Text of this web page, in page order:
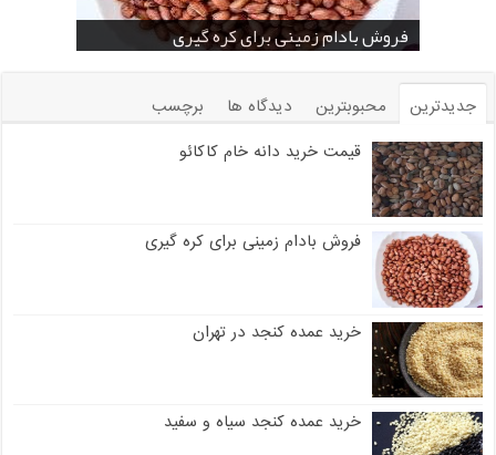
قیمت خرید دانه خام کاکائو
فروش بادام زمینی برای کره گیری
خرید عمده کنجد در تهران
خرید عمده کنجد سیاه و سفید
خرید بادام زمینی فله
خرید عمده کنجد سیاه
خرید عمده کنجد سفید
قیمت خرید کافی میت در کرمان
فروش انواع کنجد در یزد ( Sesame )
جدیدترین محبوبترین دیدگاه ها
برچسب
قیمت خرید دانه خام کاکائو
فروش بادام زمینی برای کره گیری
خرید عمده کنجد در تهران
خرید عمده کنجد سیاه و سفید